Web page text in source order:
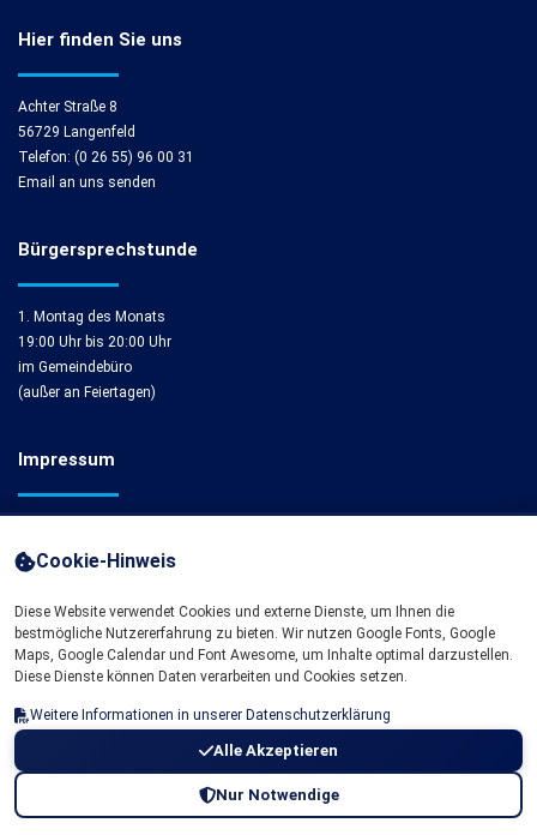
Hier finden Sie uns
Achter Straße 8
56729 Langenfeld
Telefon: (0 26 55) 96 00 31
Email an uns senden
Bürgersprechstunde
1. Montag des Monats
19:00 Uhr bis 20:00 Uhr
im Gemeindebüro
(außer an Feiertagen)
Impressum
Cookie-Einstellungen
©2025 - all rights reserved to Gemeinde Langenfeld (Eifel) | Version 1.0.1
Cookie-Hinweis
Diese Website verwendet Cookies und externe Dienste, um Ihnen die
bestmögliche Nutzererfahrung zu bieten. Wir nutzen Google Fonts, Google
Maps, Google Calendar und Font Awesome, um Inhalte optimal darzustellen.
Diese Dienste können Daten verarbeiten und Cookies setzen.
Weitere Informationen in unserer Datenschutzerklärung
Alle Akzeptieren
Nur Notwendige